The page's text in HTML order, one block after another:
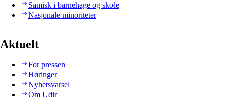
Samisk i barnehage og skole
Nasjonale minoriteter
Aktuelt
For pressen
Høringer
Nyhetsvarsel
Om Udir